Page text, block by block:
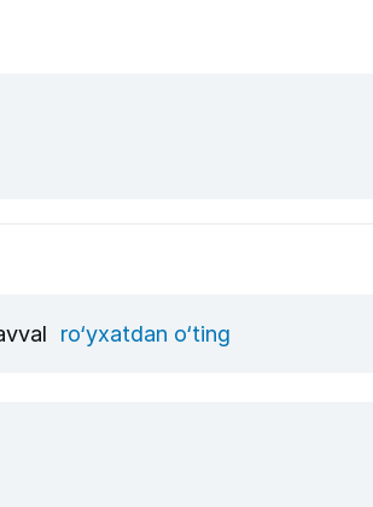
ro‘yxatdan o‘ting